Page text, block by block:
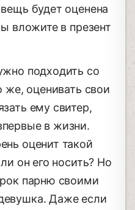
будет оценена
вложите в презент
подходить со
же, оценивать свои
ему свитер,
в жизни.
оценит такой
он его носить? Но
парню своими
Даже если